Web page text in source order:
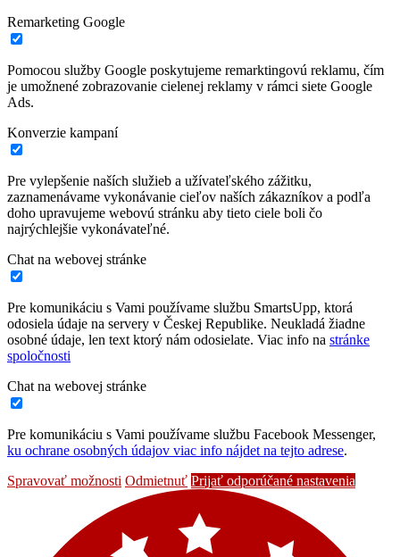
Remarketing Google
Pomocou služby Google poskytujeme remarktingovú reklamu, čím
je umožnené zobrazovanie cielenej reklamy v rámci siete Google
Ads.
Konverzie kampaní
Pre vylepšenie naších služieb a užívateľského zážitku,
zaznamenávame vykonávanie cieľov naších zákazníkov a podľa
doho upravujeme webovú stránku aby tieto ciele boli čo
najrýchlejšie vykonávateľné.
Chat na webovej stránke
Pre komunikáciu s Vami používame službu SmartsUpp, ktorá
odosiela údaje na servery v Českej Republike. Neukladá žiadne
osobné údaje, len text ktorý nám odosielate. Viac info na stránke
spoločnosti
Chat na webovej stránke
Pre komunikáciu s Vami používame službu Facebook Messenger,
ku ochrane osobných údajov viac info nájdet na tejto adrese.
Spravovať možnosti Odmietnuť Prijať odporúčané nastavenia